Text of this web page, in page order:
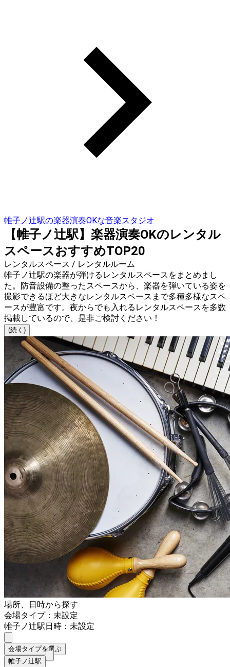
帷子ノ辻駅の楽器演奏OKな音楽スタジオ
【帷子ノ辻駅】楽器演奏OKのレンタル
スペースおすすめTOP20
レンタルスペース / レンタルルーム
帷子ノ辻駅の楽器が弾けるレンタルスペースをまとめまし
た。防音設備の整ったスペースから、楽器を弾いている姿を
撮影できるほど大きなレンタルスペースまで多種多様なスペ
ースが豊富です。夜からでも入れるレンタルスペースを多数
掲載しているので、是非ご検討ください！
(続く)
場所、日時から探す
会場タイプ：未設定
帷子ノ辻駅日時：未設定
会場タイプを選ぶ
帷子ノ辻駅